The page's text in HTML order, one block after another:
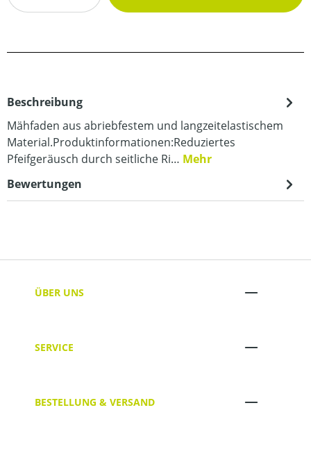
Beschreibung
Mähfaden aus abriebfestem und langzeitelastischem
Material.Produktinformationen:Reduziertes
Pfeifgeräusch durch seitliche Ri… Mehr
Bewertungen
ÜBER UNS
SERVICE
BESTELLUNG & VERSAND